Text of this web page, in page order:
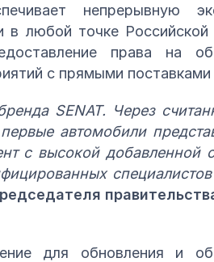
непрерывную
любой точке Российской
права на
с прямыми поставками
SENAT. Через
автомобили
с высокой добавленной
для обновления и